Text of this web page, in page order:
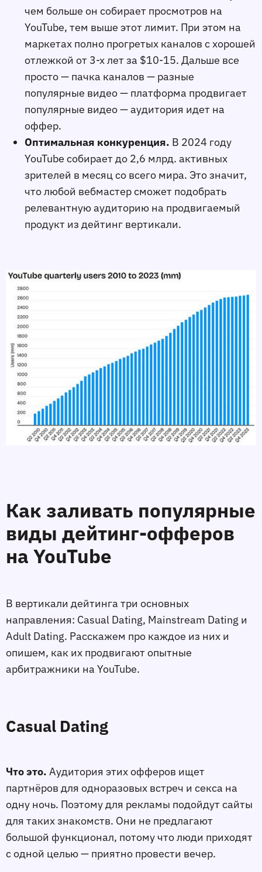
чем больше он собирает просмотров на
YouTube, тем выше этот лимит. При этом на
маркетах полно прогретых каналов с хорошей
отлежкой от 3-х лет за $10-15. Дальше все
просто — пачка каналов — разные
популярные видео — платформа продвигает
популярные видео — аудитория идет на
оффер.
Оптимальная конкуренция. В 2024 году
YouTube собирает до 2,6 млрд. активных
зрителей в месяц со всего мира. Это значит,
что любой вебмастер сможет подобрать
релевантную аудиторию на продвигаемый
продукт из дейтинг вертикали.
Как заливать популярные
виды дейтинг-офферов
на YouTube
В вертикали дейтинга три основных
направления: Casual Dating, Mainstream Dating и
Adult Dating. Расскажем про каждое из них и
опишем, как их продвигают опытные
арбитражники на YouTube.
Casual Dating
Что это. Аудитория этих офферов ищет
партнёров для одноразовых встреч и секса на
одну ночь. Поэтому для рекламы подойдут сайты
для таких знакомств. Они не предлагают
большой функционал, потому что люди приходят
с одной целью — приятно провести вечер.